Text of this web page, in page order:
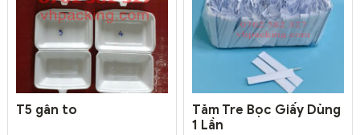
T5 gân to
Tăm Tre Bọc Giấy Dùng
1 Lần